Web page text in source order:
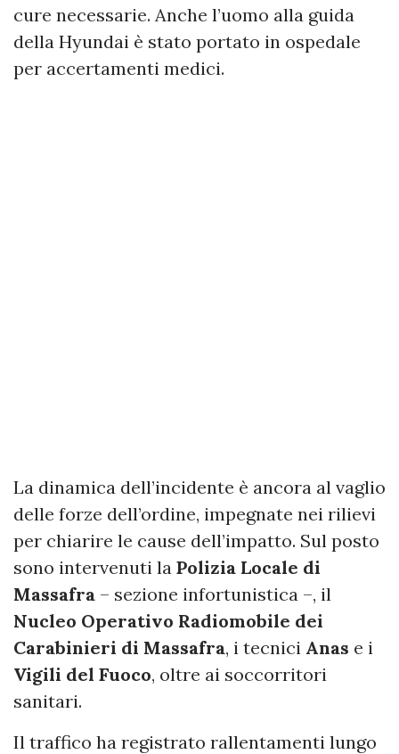
cure necessarie. Anche l’uomo alla guida
della Hyundai è stato portato in ospedale
per accertamenti medici.
La dinamica dell’incidente è ancora al vaglio
delle forze dell’ordine, impegnate nei rilievi
per chiarire le cause dell’impatto. Sul posto
sono intervenuti la Polizia Locale di
Massafra – sezione infortunistica –, il
Nucleo Operativo Radiomobile dei
Carabinieri di Massafra, i tecnici Anas e i
Vigili del Fuoco, oltre ai soccorritori
sanitari.
Il traffico ha registrato rallentamenti lungo